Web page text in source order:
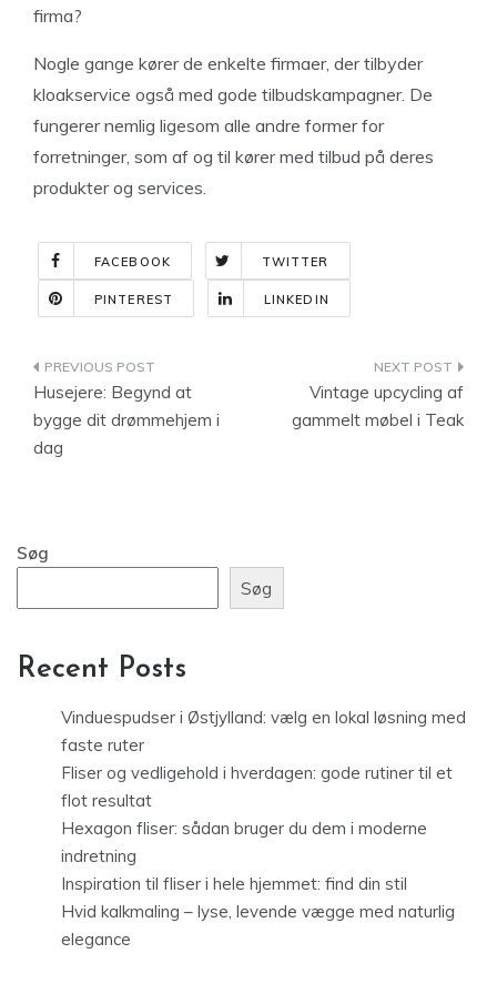
firma?
Nogle gange kører de enkelte firmaer, der tilbyder
kloakservice også med gode tilbudskampagner. De
fungerer nemlig ligesom alle andre former for
forretninger, som af og til kører med tilbud på deres
produkter og services.
FACEBOOK TWITTER
PINTEREST LINKEDIN
Indlægsnavigation
Husejere: Begynd at
bygge dit drømmehjem i
dag
Vintage upcycling af
gammelt møbel i Teak
Søg
Søg
Recent Posts
Vinduespudser i Østjylland: vælg en lokal løsning med
faste ruter
Fliser og vedligehold i hverdagen: gode rutiner til et
flot resultat
Hexagon fliser: sådan bruger du dem i moderne
indretning
Inspiration til fliser i hele hjemmet: find din stil
Hvid kalkmaling – lyse, levende vægge med naturlig
elegance